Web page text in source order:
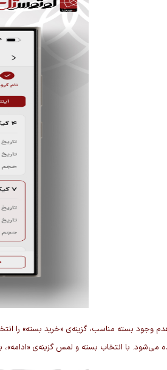
وجود بسته مناسب، گزینه‌ی «خرید بسته» را
می‌شود. با انتخاب بسته و لمس گزینه‌ی